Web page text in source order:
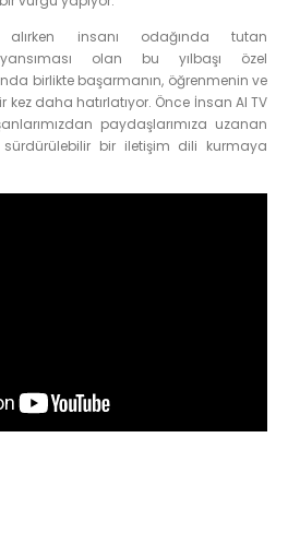
alırken insanı odağında tutan
yansıması olan bu yılbaşı özel
birlikte başarmanın, öğrenmenin ve
daha hatırlatıyor. Önce İnsan AI TV
paydaşlarımıza uzanan
sürdürülebilir bir iletişim dili kurmaya